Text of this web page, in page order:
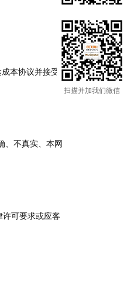
本协议并接受其
、不真实、本网
可要求或应客
扫描并加我们微信